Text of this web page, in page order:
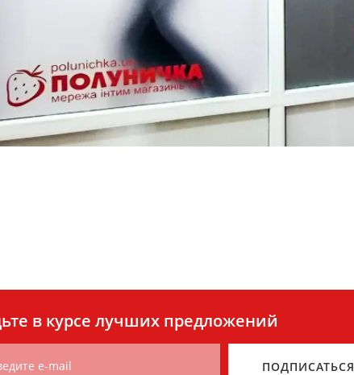
в курсе лучших предложений
e-mail ПОДПИСАТЬСЯ